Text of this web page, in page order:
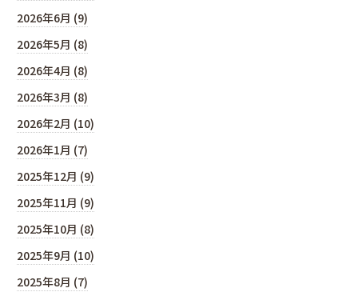
2026年6月 (9)
2026年5月 (8)
2026年4月 (8)
2026年3月 (8)
2026年2月 (10)
2026年1月 (7)
2025年12月 (9)
2025年11月 (9)
2025年10月 (8)
2025年9月 (10)
2025年8月 (7)